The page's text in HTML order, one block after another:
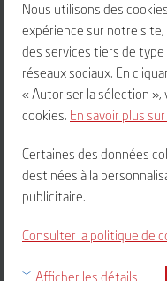
Nous utilisons des
expérience sur notre
des services tiers de type
réseaux sociaux. En
« Autoriser la sélection »,
cookies. En savoir plus
Certaines des données
destinées à la
publicitaire.
Consulter la politique de
LE SAVIEZ-VOUS ? –
EN SAVOIR